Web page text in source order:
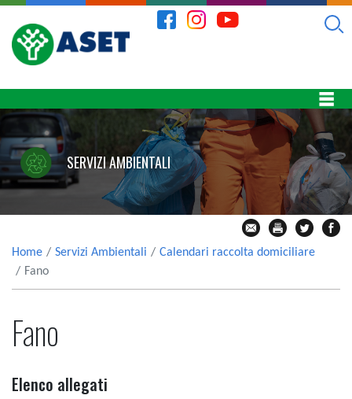
SERVIZI AMBIENTALI
Home Servizi Ambientali
Calendari raccolta domiciliare
Fano
Fano
Elenco allegati